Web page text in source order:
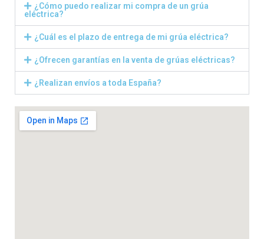
¿Cómo puedo realizar mi compra de un grúa
eléctrica?
¿Cuál es el plazo de entrega de mi grúa eléctrica?
¿Ofrecen garantías en la venta de grúas eléctricas?
¿Realizan envíos a toda España?